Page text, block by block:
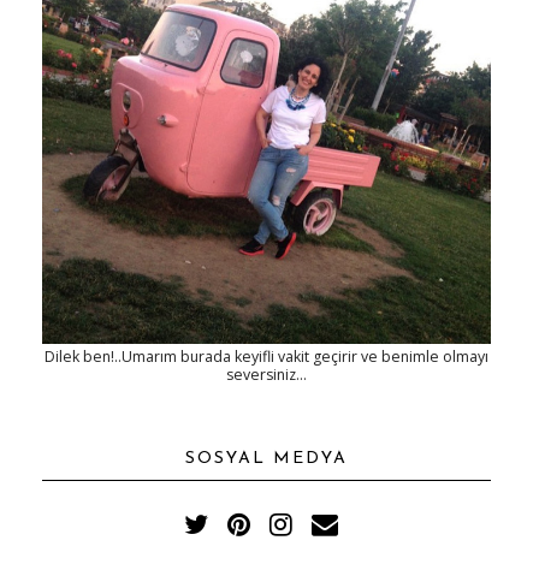
Dilek ben!..Umarım burada keyifli vakit geçirir ve benimle olmayı
seversiniz...
SOSYAL MEDYA